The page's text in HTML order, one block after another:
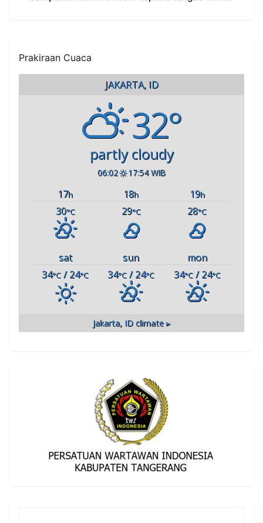
Prakiraan Cuaca
JAKARTA, ID
32°
partly cloudy
06:02 17:54 WIB
17h 18h 19h
30°C 29°C 28°C
sat sun
mon
34°C / 24°C 34°C / 24°C 34°C/ 24°C
Jakarta, ID climate ▸